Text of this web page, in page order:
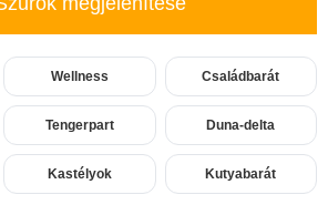
Wellness Családbarát
Tengerpart Duna-delta
Kastélyok Kutyabarát